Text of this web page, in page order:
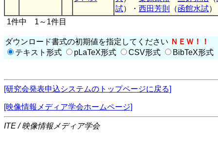
試）・ 西田芳則 （函館水試）
1件中 1～1件目
ダウンロード書式の初期値を指定してください ＮＥＷ！！
テキスト形式
pLaTeX形式 CSV形式 BibTeX形式
[研究会発表申込システムのトップページに戻る]
[映像情報メディア学会ホームページ]
ITE / 映像情報メディア学会